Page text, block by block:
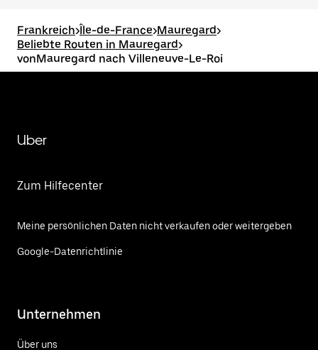
Frankreich>Île-de-France>Mauregard>
Beliebte Routen in Mauregard>
vonMauregard nach Villeneuve-Le-Roi
Uber
Zum Hilfecenter
Meine persönlichen Daten nicht verkaufen oder weitergeben
Google-Datenrichtlinie
Unternehmen
Über uns